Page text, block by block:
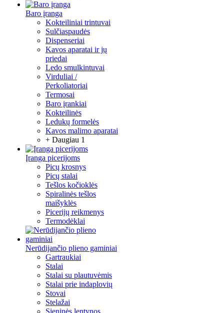
Baro įranga
Kokteiliniai trintuvai
Sulčiaspaudės
Dispenseriai
Kavos aparatai ir jų
priedai
Ledo smulkintuvai
Virduliai /
Perkoliatoriai
Termosai
Baro įrankiai
Kokteilinės
Ledukų formelės
Kavos malimo aparatai
+ Daugiau 1
Įranga picerijoms
Picų krosnys
Picų stalai
Tešlos kočioklės
Spiralinės tešlos
maišyklės
Picerijų reikmenys
Termodėklai
Nerūdijančio plieno gaminiai
Gartraukiai
Stalai
Stalai su plautuvėmis
Stalai prie indaplovių
Stovai
Stelažai
Sieninės lentynos